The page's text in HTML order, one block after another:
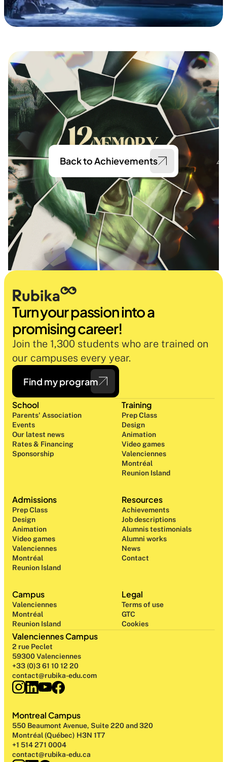
Back to Achievements
Turn your passion into a
promising career!
Join the 1,300 students who are trained on
our campuses every year.
Find my program
Campus
Valenciennes
Montréal
Reunion Island
School
Parents' Association
Events
Our latest news
Rates & Financing
Sponsorship
Training
Prep Class
Design
Animation
Video games
Valenciennes
Montréal
Reunion Island
Admissions
Prep Class
Design
Animation
Video games
Valenciennes
Montréal
Reunion Island
Resources
Achievements
Job descriptions
Alumnis testimonials
Alumni works
News
Contact
Legal
Terms of use
GTC
Cookies
Valenciennes Campus
2 rue Peclet
59300 Valenciennes
+33 (0)3 61 10 12 20
contact@rubika-edu.com
Montreal Campus
550 Beaumont Avenue, Suite 220 and 320
Montréal (Québec) H3N 1T7
+1 514 271 0004
contact@rubika-edu.ca